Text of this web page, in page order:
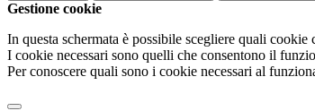
Gestione cookie
In questa schermata è possibile scegliere quali cookie
I cookie necessari sono quelli che consentono il
Per conoscere quali sono i cookie necessari al